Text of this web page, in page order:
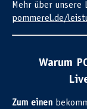
Mehr über unsere
pommerel.de/
Warum
Zum einen